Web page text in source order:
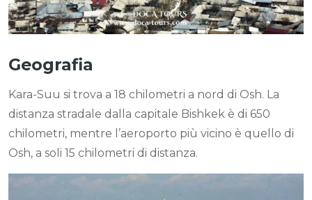
Geografia
Kara-Suu si trova a 18 chilometri a nord di Osh. La
distanza stradale dalla capitale Bishkek è di 650
chilometri, mentre l’aeroporto più vicino è quello di
Osh, a soli 15 chilometri di distanza.